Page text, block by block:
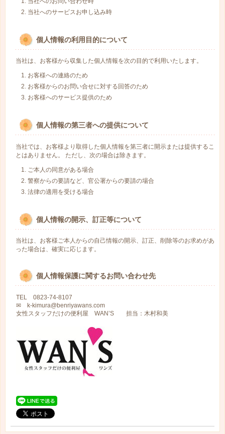
当社へのサービスお申し込み時
個人情報の利用目的について
当社は、お客様から収集した個人情報を次の目的で利用いたします。
お客様への連絡のため
お客様からのお問い合せに対する回答のため
お客様へのサービス提供のため
個人情報の第三者への提供について
当社では、お客様より取得した個人情報を第三者に開示または提供するこ
とはありません。 ただし、次の場合は除きます。
ご本人の同意がある場合
警察からの要請など、官公署からの要請の場合
法律の適用を受ける場合
個人情報の開示、訂正等について
当社は、お客様ご本人からの自己情報の開示、訂正、削除等のお求めがあ
った場合は、確実に応じます。
個人情報保護に関するお問い合わせ先
TEL 0823-74-8107
✉ k-kimura@benriyawans.com
女性スタッフだけの便利屋 WAN’S 担当：木村和美